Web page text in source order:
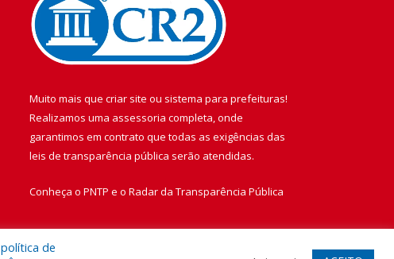
Muito mais que criar site ou sistema para prefeituras!
Realizamos uma assessoria completa, onde
garantimos em contrato que todas as exigências das
leis de transparência pública serão atendidas.
Conheça o PNTP e o Radar da Transparência Pública
de